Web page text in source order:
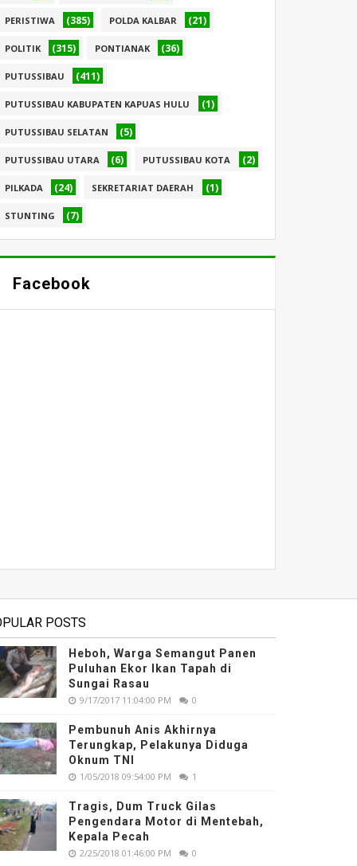
PERISTIWA (385) POLDA KALBAR (21)
POLITIK (315) PONTIANAK (36)
PUTUSSIBAU (411)
PUTUSSIBAU KABUPATEN KAPUAS HULU (1)
PUTUSSIBAU SELATAN (5)
PUTUSSIBAU UTARA (6) PUTUSSIBAU KOTA (2)
PILKADA (24) SEKRETARIAT DAERAH (1)
STUNTING (7)
Facebook
POSTS
Heboh, Warga Semangut Panen
Puluhan Ekor Ikan Tapah di
Sungai Rasau
9/17/2017 11:04:00 PM 0
Pembunuh Anis Akhirnya
Terungkap, Pelakunya Diduga
Oknum TNI
1/05/2018 09:54:00 PM 1
Tragis, Dum Truck Gilas
Pengendara Motor di Mentebah,
Kepala Pecah
2/25/2018 01:46:00 PM 0